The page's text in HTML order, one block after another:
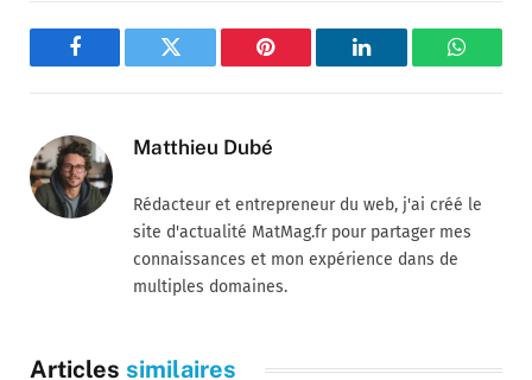
Facebook Twitter Pinterest LinkedIn
Matthieu Dubé
Rédacteur et entrepreneur du web, j'ai créé le
site d'actualité MatMag.fr pour partager mes
connaissances et mon expérience dans de
multiples domaines.
Articles similaires